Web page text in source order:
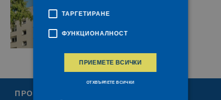
ПРОДУКТИ
ТАРГЕТИРАНЕ
ФУНКЦИОНАЛНОСТ
ПРИЕМЕТЕ ВСИЧКИ
ОТХВЪРЛЕТЕ ВСИЧКИ